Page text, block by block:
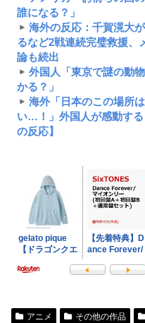
誰になる？」
海外の反応：千賀滉大
るなど2戦連続完璧救援、
論も続出
外国人「東京で謎の動
かる？」
海外「日本のこの場所
い…！」外国人が感動す
の反応】
アニメ その他の作品